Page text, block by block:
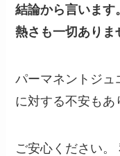
結論から言います
熱さも一切ありま
パーマネントジュ
に対する不安もあ
ご安心ください